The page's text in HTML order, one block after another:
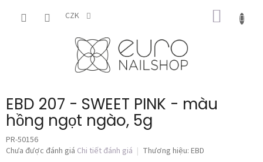
CZK
GIỎ
HÀNG
EBD 207 - SWEET PINK - màu
hồng ngọt ngào, 5g
PR-50156
Đánh
Chưa được đánh giá Chi tiết đánh giá Thương hiệu: EBD